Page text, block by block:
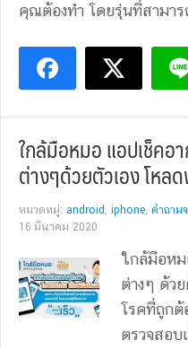
คุณต้องทำ โดยรุ่นที่สามา
ใกล้มือหมอ แอปเช็คอ
ต่างๆด้วยตัวเอง โหล
หมวดหมู่: android , iphone, คำถาม
16 มีนาคม 2020
ใกล้มือหม
ต่างๆ ด้ว
โรคที่่ถูกต้
ตรวจสอบ